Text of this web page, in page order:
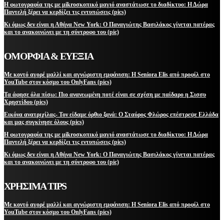
Η φωτογραφία της με μikroσκοπικό μαγιό αναστάτωσε το διαδίκτυο: Η Δώρα
Παντελή ξέρει να κερδίζει τις εντυπώσεις (pics)
Κι όμως δεν είναι η Αθήνα New York: Ο Παναγιώτης Βασιλάκος γίνεται πατέρας
και το ανακοινώνει με τη σύντροφο του (pic)
ΟΜΟΡΦΙΑ & ΕΥΕΞΙΑ
Με κοντό αγορέ μαλλί και αγνώριστη εμφάνιση: Η Seniora Elis από προφίλ στο
YouTube στον κόσμο του OnlyFans (pics)
Τα άφησε όλα πίσω: Πιο ανανεωμένη ποτέ είναι σε σχέση με παίδαρο η Σισσυ
Χρηστίδου (pics)
Εικόνα ανατριχίλας- Τον είδαμε όρθιο ξανά: Ο Σταύρος Φλώρος επέστρεψε Ελλάδα
και μας συγκίνησε όλους (pics)
Η φωτογραφία της με μikroσκοπικό μαγιό αναστάτωσε το διαδίκτυο: Η Δώρα
Παντελή ξέρει να κερδίζει τις εντυπώσεις (pics)
Κι όμως δεν είναι η Αθήνα New York: Ο Παναγιώτης Βασιλάκος γίνεται πατέρας
και το ανακοινώνει με τη σύντροφο του (pic)
ΧΡΗΣΙΜΑ TIPS
Με κοντό αγορέ μαλλί και αγνώριστη εμφάνιση: Η Seniora Elis από προφίλ στο
YouTube στον κόσμο του OnlyFans (pics)